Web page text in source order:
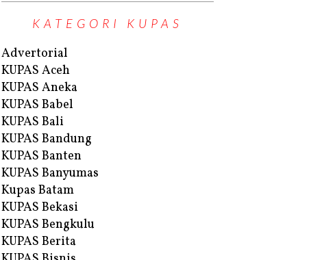
KATEGORI KUPAS
Advertorial
KUPAS Aceh
KUPAS Aneka
KUPAS Babel
KUPAS Bali
KUPAS Bandung
KUPAS Banten
KUPAS Banyumas
Kupas Batam
KUPAS Bekasi
KUPAS Bengkulu
KUPAS Berita